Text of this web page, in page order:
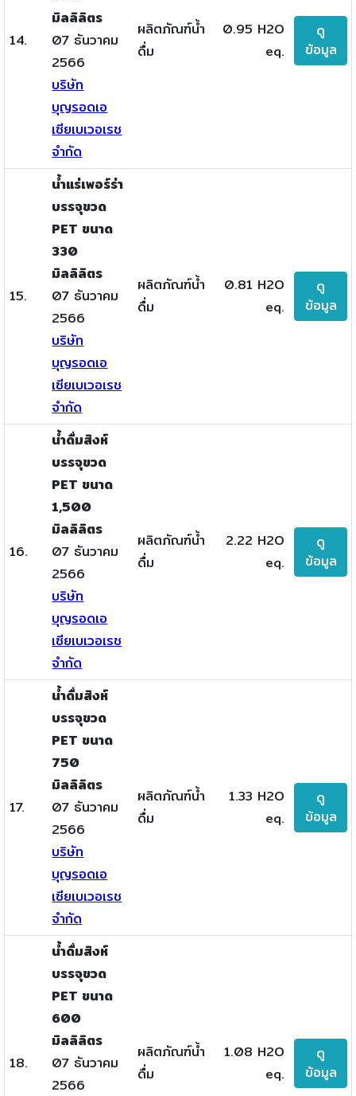
14.
มิลลิลิตร
07 ธันวาคม
2566
บริษัท
บุญรอดเอ
เซียเบเวอเรช
จำกัด
ผลิตภัณฑ์น้ำ
ดื่ม
0.95 H2O
eq.
ดู
ข้อมูล
15.
น้ำแร่เพอร์ร่า
บรรจุขวด
PET ขนาด
330
มิลลิลิตร
07 ธันวาคม
2566
บริษัท
บุญรอดเอ
เซียเบเวอเรช
จำกัด
ผลิตภัณฑ์น้ำ
ดื่ม
0.81 H2O
eq.
ดู
ข้อมูล
16.
น้ำดื่มสิงห์
บรรจุขวด
PET ขนาด
1,500
มิลลิลิตร
07 ธันวาคม
2566
บริษัท
บุญรอดเอ
เซียเบเวอเรช
จำกัด
ผลิตภัณฑ์น้ำ
ดื่ม
2.22 H2O
eq.
ดู
ข้อมูล
17.
น้ำดื่มสิงห์
บรรจุขวด
PET ขนาด
750
มิลลิลิตร
07 ธันวาคม
2566
บริษัท
บุญรอดเอ
เซียเบเวอเรช
จำกัด
ผลิตภัณฑ์น้ำ
ดื่ม
1.33 H2O
eq.
ดู
ข้อมูล
18.
น้ำดื่มสิงห์
บรรจุขวด
PET ขนาด
600
มิลลิลิตร
07 ธันวาคม
2566
ผลิตภัณฑ์น้ำ
ดื่ม
1.08 H2O
eq.
ดู
ข้อมูล